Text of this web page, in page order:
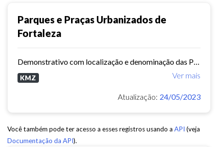
Parques e Praças Urbanizados de
Fortaleza
Ver mais
KMZ
Atualização: 24/05/2023
Você também pode ter acesso a esses registros usando a API (veja
Documentação da API).